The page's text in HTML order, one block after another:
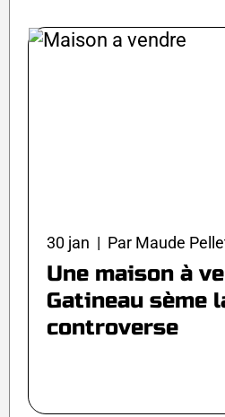
30 jan | Par Maude
Une maison à
Gatineau sème
controverse